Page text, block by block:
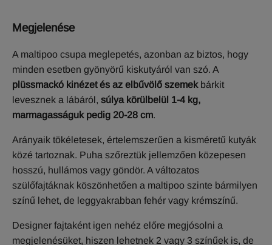
Megjelenése
A maltipoo csupa meglepetés, azonban az biztos, hogy
minden esetben gyönyörű kiskutyáról van szó. A
plüssmackó kinézet és az elbűvölő szemekbárkit
levesznek a lábáról, súlya körülbelül 1-4 kg,
marmagasságuk pedig 20-28 cm.
Arányaik tökéletesek, értelemszerűen a kisméretű kutyák
közé tartoznak. Puha szőreztük jellemzően közepesen
hosszú, hullámos vagy göndör. A változatos
szülőfajtáknak köszönhetően a maltipoo szinte bármilyen
színű lehet, de leggyakrabban fehér vagy krémszínű.
Designer fajtaként igen nehéz előre megjósolni a
megjelenésüket, hiszen lehetnek 2 vagy 3 színűek is, de